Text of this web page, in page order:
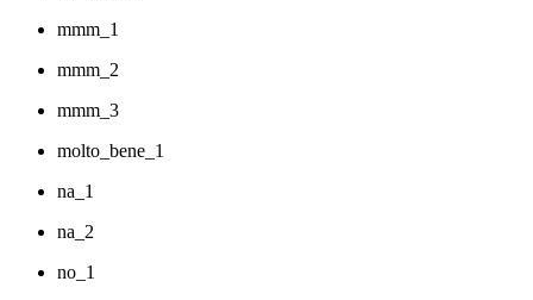
mmm_1
mmm_2
mmm_3
molto_bene_1
na_1
na_2
no_1